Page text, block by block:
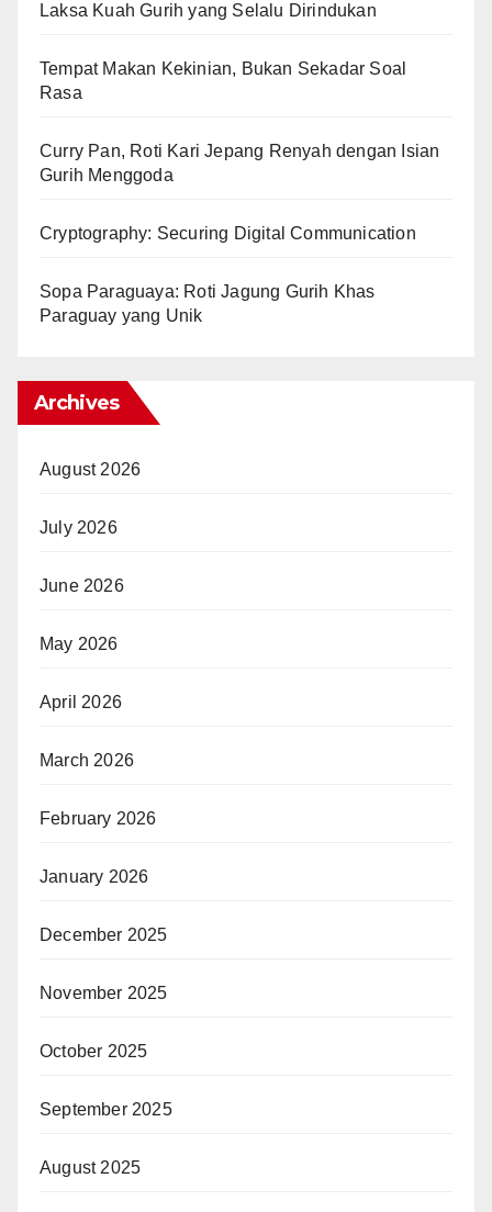
Laksa Kuah Gurih yang Selalu Dirindukan
Tempat Makan Kekinian, Bukan Sekadar Soal
Rasa
Curry Pan, Roti Kari Jepang Renyah dengan Isian
Gurih Menggoda
Cryptography: Securing Digital Communication
Sopa Paraguaya: Roti Jagung Gurih Khas
Paraguay yang Unik
Archives
August 2026
July 2026
June 2026
May 2026
April 2026
March 2026
February 2026
January 2026
December 2025
November 2025
October 2025
September 2025
August 2025